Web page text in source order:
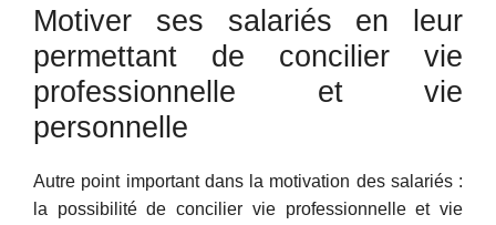
Motiver ses salariés en leur
permettant de concilier vie
professionnelle et vie
personnelle
Autre point important dans la motivation des salariés :
la possibilité de concilier vie professionnelle et vie